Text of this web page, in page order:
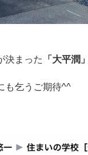
決まった 「大平潤」
も乞うご期待^^